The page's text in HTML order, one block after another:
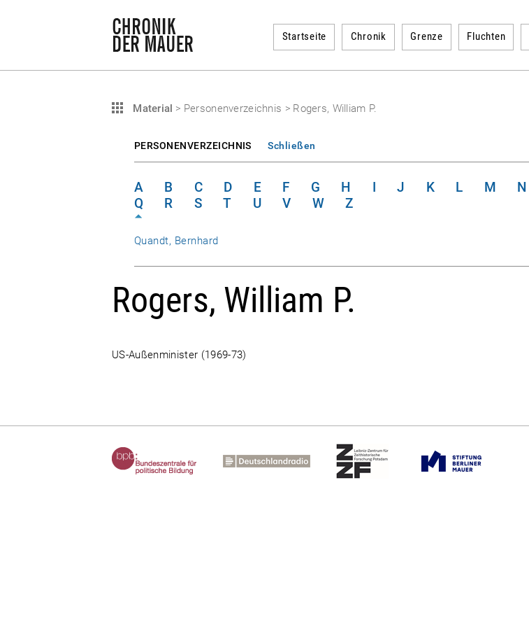
Startseite Chronik Grenze Fluchten
Material > Personenverzeichnis > Rogers, William P.
PERSONENVERZEICHNIS Schließen
A B C D E F G H I J K L M N
Q
R S T U V W Z
Quandt, Bernhard
Rogers, William P.
US-Außenminister (1969-73)